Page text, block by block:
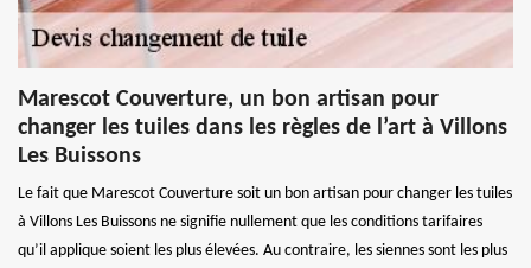
Marescot Couverture, un bon artisan pour
changer les tuiles dans les règles de l’art à Villons
Les Buissons
Le fait que Marescot Couverture soit un bon artisan pour changer les tuiles
à Villons Les Buissons ne signifie nullement que les conditions tarifaires
qu’il applique soient les plus élevées. Au contraire, les siennes sont les plus